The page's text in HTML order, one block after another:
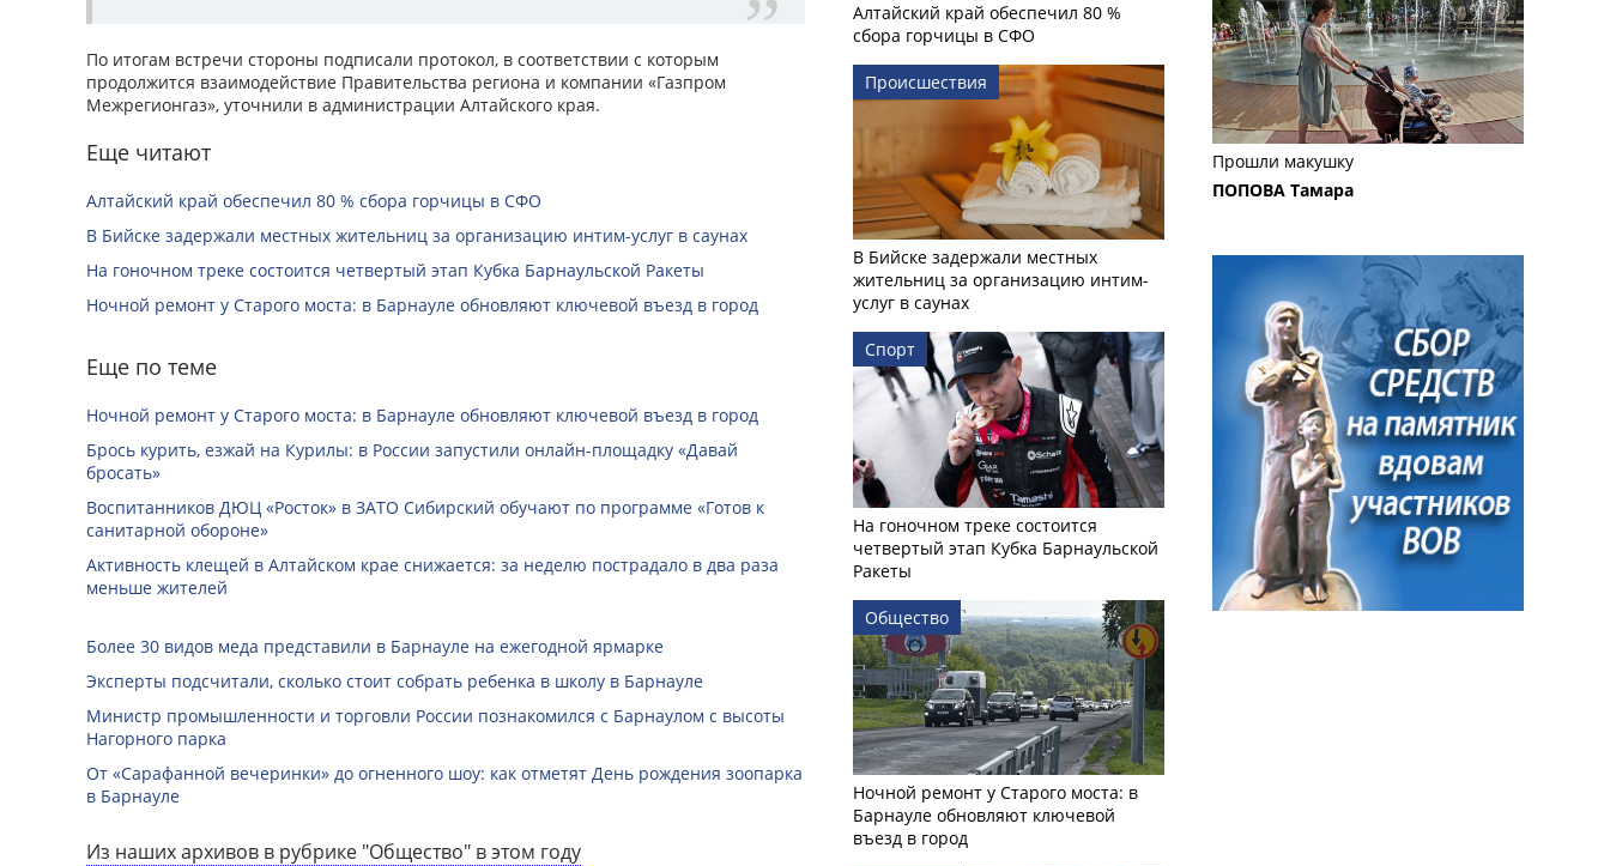
По итогам встречи стороны подписали протокол, в соответствии с которым
продолжится взаимодействие Правительства региона и компании «Газпром
Межрегионгаз», уточнили в администрации Алтайского края.
Еще читают
Алтайский край обеспечил 80 % сбора горчицы в СФО
В Бийске задержали местных жительниц за организацию интим-услуг в саунах
На гоночном треке состоится четвертый этап Кубка Барнаульской Ракеты
Ночной ремонт у Старого моста: в Барнауле обновляют ключевой въезд в город
Еще по теме
Ночной ремонт у Старого моста: в Барнауле обновляют ключевой въезд в город
Брось курить, езжай на Курилы: в России запустили онлайн-­площадку «Давай
бросать»
Воспитанников ДЮЦ «Росток» в ЗАТО Сибирский обучают по программе «Готов к
санитарной обороне»
Активность клещей в Алтайском крае снижается: за неделю пострадало в два раза
меньше жителей
Более 30 видов меда представили в Барнауле на ежегодной ярмарке
Эксперты подсчитали, сколько стоит собрать ребенка в школу в Барнауле
Министр промышленности и торговли России познакомился с Барнаулом с высоты
Нагорного парка
От «Сарафанной вечеринки» до огненного шоу: как отметят День рождения зоопарка
в Барнауле
Из наших архивов в рубрике "Общество" в этом году
Алтайский край обеспечил 80 %
сбора горчицы в СФО
Происшествия
В Бийске задержали местных
жительниц за организацию интим-
услуг в саунах
Спорт
На гоночном треке состоится
четвертый этап Кубка Барнаульской
Ракеты
Общество
Ночной ремонт у Старого моста: в
Барнауле обновляют ключевой
въезд в город
Прошли макушку
ПОПОВА Тамара